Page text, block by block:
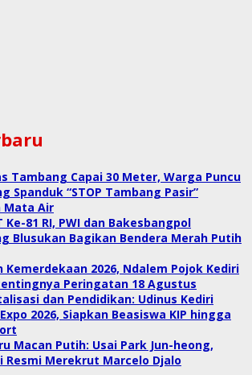
Tambang Capai 30 Meter, Warga Puncu
Spanduk “STOP Tambang Pasir”
Mata Air
Ke-81 RI, PWI dan Bakesbangpol
Blusukan Bagikan Bendera Merah Putih
Kemerdekaan 2026, Ndalem Pojok Kediri
Peringatan 18 Agustus
dan Pendidikan: Udinus Kediri
2026, Siapkan Beasiswa KIP hingga
Macan Putih: Usai Park Jun-heong,
Resmi Merekrut Marcelo Djalo